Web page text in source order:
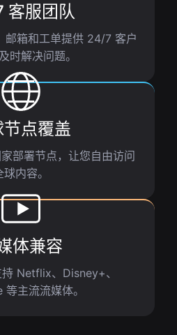
客服团队
邮箱和工单提供 24/7 客户
时解决问题。
点覆盖
部署节点，让您自由访问
球内容。
体兼容
Netflix、Disney+、
等主流流媒体。